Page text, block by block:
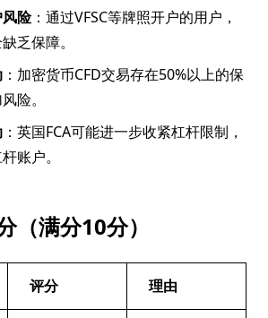
险：通过VFSC等牌照开户的用户，
乏保障。
：加密货币CFD交易存在50%以上的保
险。
：英国FCA可能进一步收紧杠杆限制，
账户。
（满分10分）
评分 理由